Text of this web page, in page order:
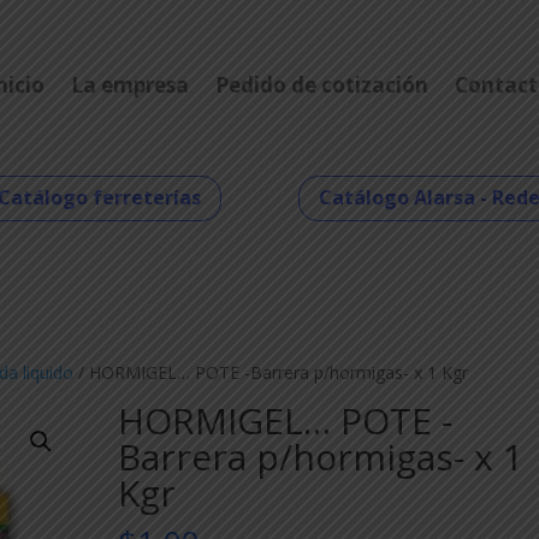
La empresa Pedido de cotización
Catálogo ferreterías Catálogo Alarsa -
liquido / HORMIGEL… POTE -Barrera p/hormigas- x 1 Kgr
HORMIGEL… POTE -
Barrera p/hormigas- x 1
Kgr